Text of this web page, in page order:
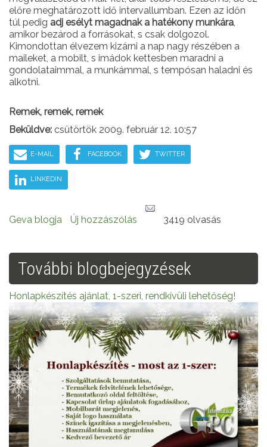
előre meghatározott idő intervallumban. Ezen az időn
túl pedig adj esélyt magadnak a hatékony munkára,
amikor bezárod a forrásokat, s csak dolgozol.
Kimondottan élvezem kizárni a nap nagy részében a
maileket, a mobilt, s imádok kettesben maradni a
gondolataimmal, a munkámmal, s tempósan haladni és
alkotni.
Remek, remek, remek
Beküldve: csütörtök 2009. február 12. 10:57
E-MAIL FACEBOOK TWITTER
LINKEDIN
Geva blogja Új hozzászólás 3419 olvasás
További blogbejegyzések
Honlapkészítés ajánlat, 1-szeri, rendkívüli lehetőség!